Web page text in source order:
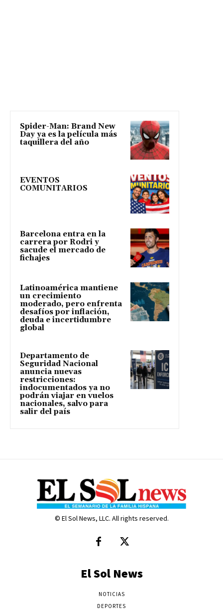
Spider-Man: Brand New
Day ya es la película más
taquillera del año
EVENTOS
COMUNITARIOS
Barcelona entra en la
carrera por Rodri y
sacude el mercado de
fichajes
Latinoamérica mantiene
un crecimiento
moderado, pero enfrenta
desafíos por inflación,
deuda e incertidumbre
global
Departamento de
Seguridad Nacional
anuncia nuevas
restricciones:
indocumentados ya no
podrán viajar en vuelos
nacionales, salvo para
salir del país
© El Sol News, LLC. All rights reserved.
El Sol News
NOTICIAS
DEPORTES